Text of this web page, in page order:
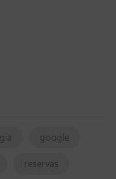
google
reservas